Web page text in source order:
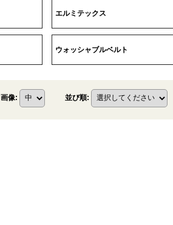
エルミテックス
ウォッシャブルベルト
画像: 並び順: